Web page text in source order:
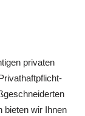
privaten
bieten wir Ihnen